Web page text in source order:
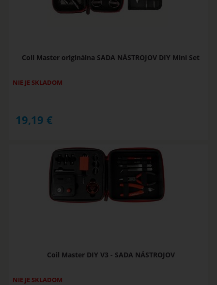
Coil Master originálna SADA NÁSTROJOV DIY Mini Set
NIE JE SKLADOM
19,19 €
Coil Master DIY V3 - SADA NÁSTROJOV
NIE JE SKLADOM